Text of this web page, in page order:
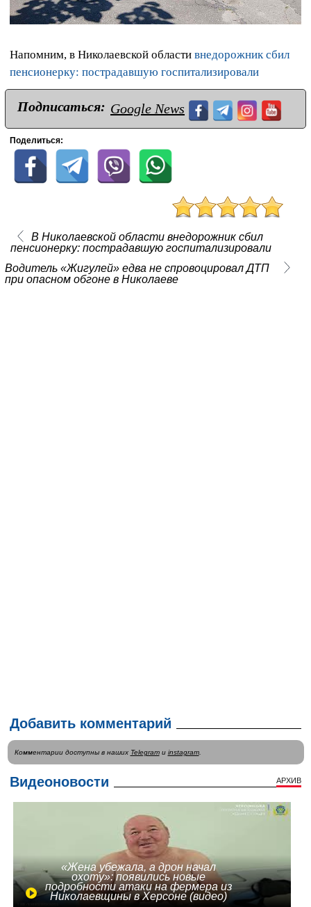
Напомним, в Николаевской области внедорожник сбил
пенсионерку: пострадавшую госпитализировали
Подписаться: Google News
Поделиться:
В Николаевской области внедорожник сбил
пенсионерку: пострадавшую госпитализировали
Водитель «Жигулей» едва не спровоцировал ДТП
при опасном обгоне в Николаеве
Добавить комментарий
Комментарии доступны в наших Telegramи instagram.
Видеоновости АРХИВ
«Жена убежала, а дрон начал
охоту»: появились новые
подробности атаки на фермера из
Николаевщины в Херсоне (видео)